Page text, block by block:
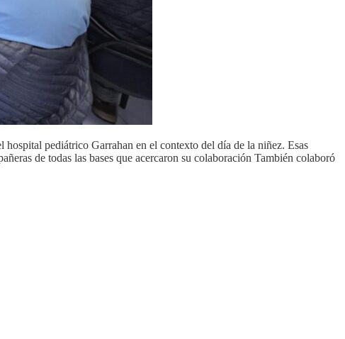
hospital pediátrico Garrahan en el contexto del día de la niñez. Esas
de todas las bases que acercaron su colaboración También colaboró